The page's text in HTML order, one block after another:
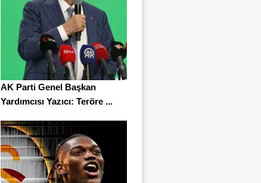
AK Parti Genel Başkan
Yardımcısı Yazıcı: Teröre ...